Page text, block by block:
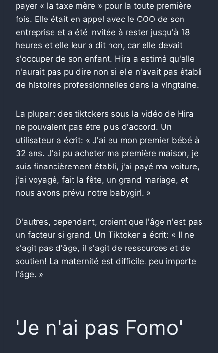
payer « la taxe mère » pour la toute première
fois. Elle était en appel avec le COO de son
entreprise et a été invitée à rester jusqu'à 18
heures et elle leur a dit non, car elle devait
s'occuper de son enfant. Hira a estimé qu'elle
n'aurait pas pu dire non si elle n'avait pas établi
de histoires professionnelles dans la vingtaine.
La plupart des tiktokers sous la vidéo de Hira
ne pouvaient pas être plus d'accord. Un
utilisateur a écrit: « J'ai eu mon premier bébé à
32 ans. J'ai pu acheter ma première maison, je
suis financièrement établi, j'ai payé ma voiture,
j'ai voyagé, fait la fête, un grand mariage, et
nous avons prévu notre babygirl. »
D'autres, cependant, croient que l'âge n'est pas
un facteur si grand. Un Tiktoker a écrit: « Il ne
s'agit pas d'âge, il s'agit de ressources et de
soutien! La maternité est difficile, peu importe
l'âge. »
'Je n'ai pas Fomo'